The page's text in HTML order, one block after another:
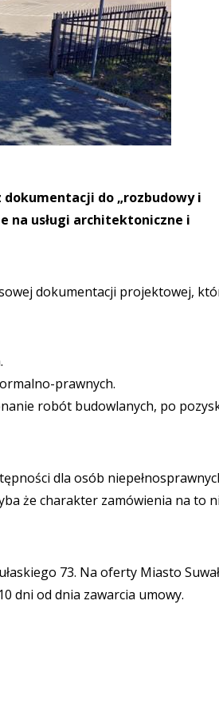
dokumentacji do „rozbudowy i
na usługi architektoniczne i
dokumentacji projektowej,
prawnych.
robót budowlanych, po
dla osób
że charakter zamówienia na to
73. Na oferty Miasto
dni od dnia zawarcia umowy.